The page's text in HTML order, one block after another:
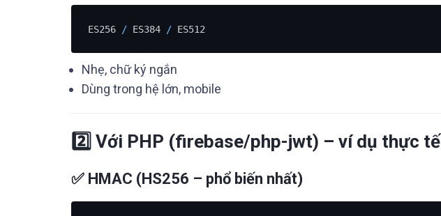
ES256 / ES384 /
Nhẹ, chữ ký ngắn
Dùng trong hệ lớn, mobile
2️⃣ Với PHP (firebase/php-jwt) – ví dụ thực tế
✅ HMAC (HS256 – phổ biến nhất)